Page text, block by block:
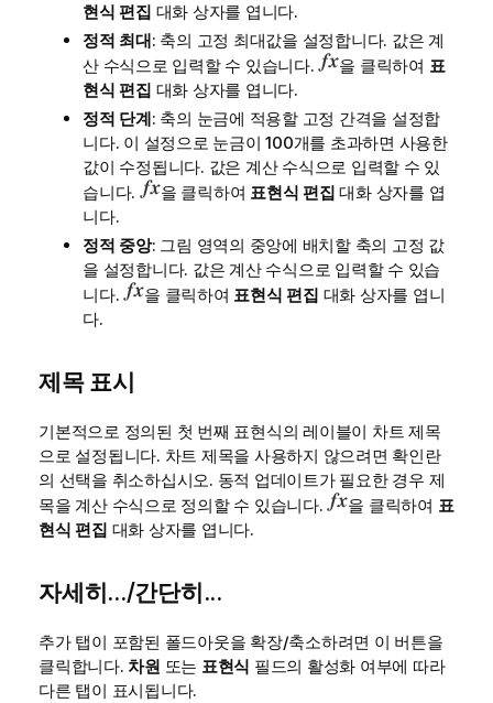
현식 편집 대화 상자를 엽니다.
정적 최대: 축의 고정 최대값을 설정합니다. 값은 계
산 수식으로 입력할 수 있습니다.
을 클릭하여 표
현식 편집 대화 상자를 엽니다.
정적 단계: 축의 눈금에 적용할 고정 간격을 설정합
니다. 이 설정으로 눈금이 100개를 초과하면 사용한
값이 수정됩니다. 값은 계산 수식으로 입력할 수 있
습니다.
을 클릭하여 표현식 편집 대화 상자를 엽
니다.
정적 중앙: 그림 영역의 중앙에 배치할 축의 고정 값
을 설정합니다. 값은 계산 수식으로 입력할 수 있습
니다.
을 클릭하여 표현식 편집 대화 상자를 엽니
다.
제목 표시
기본적으로 정의된 첫 번째 표현식의 레이블이 차트 제목
으로 설정됩니다. 차트 제목을 사용하지 않으려면 확인란
의 선택을 취소하십시오. 동적 업데이트가 필요한 경우 제
목을 계산 수식으로 정의할 수 있습니다.
을 클릭하여 표
현식 편집 대화 상자를 엽니다.
자세히.../간단히...
추가 탭이 포함된 폴드아웃을 확장/축소하려면 이 버튼을
클릭합니다. 차원 또는 표현식 필드의 활성화 여부에 따라
다른 탭이 표시됩니다.